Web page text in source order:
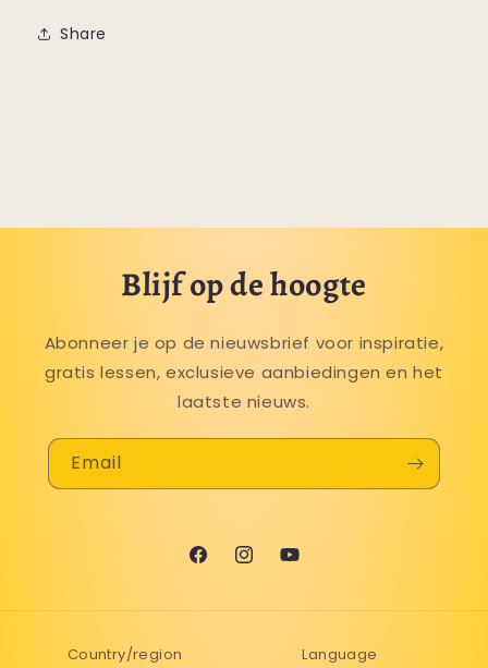
Share
Blijf op de hoogte
Abonneer je op de nieuwsbrief voor inspiratie,
gratis lessen, exclusieve aanbiedingen en het
laatste nieuws.
Email
FacebookInstagramYouTube
Country/region Language